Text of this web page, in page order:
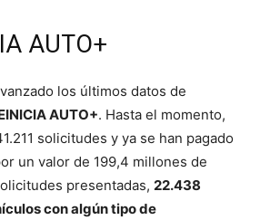
AUTO+
los últimos datos de
AUTO+. Hasta el momento,
solicitudes y ya se han pagado
un valor de 199,4 millones de
presentadas, 22.438
con algún tipo de